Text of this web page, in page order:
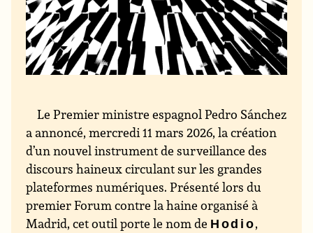
Le Premier ministre espagnol Pedro Sánchez
a annoncé, mercredi 11 mars 2026, la création
d’un nouvel instrument de surveillance des
discours haineux circulant sur les grandes
plateformes numériques. Présenté lors du
premier Forum contre la haine organisé à
Madrid, cet outil porte le nom de Hodio,